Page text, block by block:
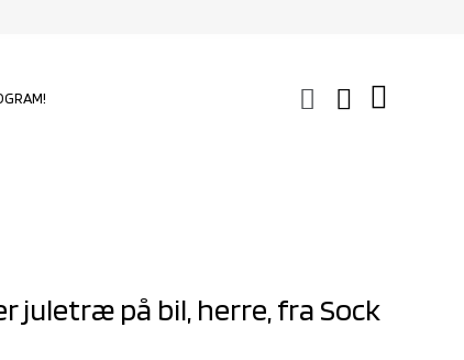
juletræ på bil, herre, fra Sock